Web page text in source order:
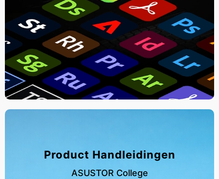
Product Handleidingen
ASUSTOR College